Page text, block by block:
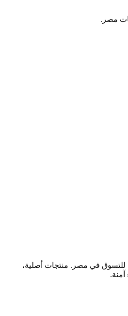
مصر.
للتسوق في مصر. منتجات أصلية،
آمنة.